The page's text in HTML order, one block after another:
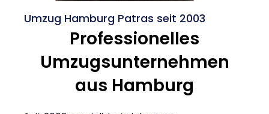
Umzug Hamburg Patras seit 2003
Professionelles
Umzugsunternehmen
aus Hamburg